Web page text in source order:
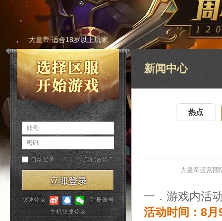
大皇帝 适合18岁以上玩家
新闻中心
热点
大皇帝运营
一．游戏内活
活动时间：8